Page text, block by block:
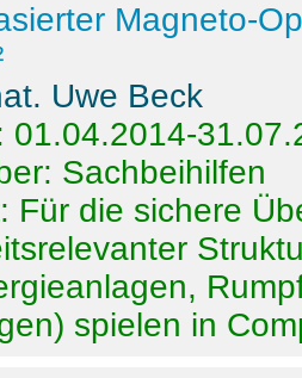
Magneto-
Uwe Beck
01.04.2014-
Sachbeihilfen
Für die sichere
spielen in